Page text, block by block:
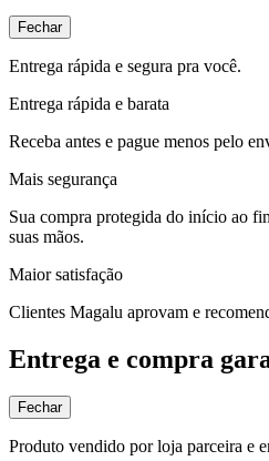
Fechar
Entrega rápida e segura pra você.
Entrega rápida e barata
Receba antes e pague menos pelo
Mais segurança
Sua compra protegida do início ao
suas mãos.
Maior satisfação
Clientes Magalu aprovam e
Entrega e compra
Fechar
Produto vendido por loja parceira e